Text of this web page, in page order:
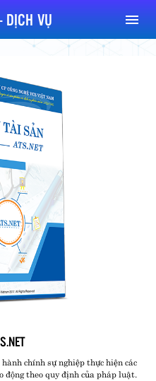
DỊCH VỤ
chính sự nghiệp thực hiện các
động theo quy định của pháp luật.
hệ